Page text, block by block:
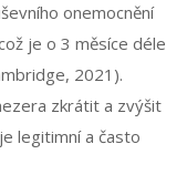
onemocnění
je o 3 měsíce déle
2021).
zkrátit a zvýšit
legitimní a často